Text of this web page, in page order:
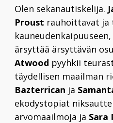
Olen sekanautiskelija.
Proust rauhoittavat ja
kauneudenkaipuuseen,
ärsyttää ärsyttävän
Atwood pyyhkii
täydellisen maailman
Bazterrican ja
ekodystopiat
arvomaailmoja ja Sara